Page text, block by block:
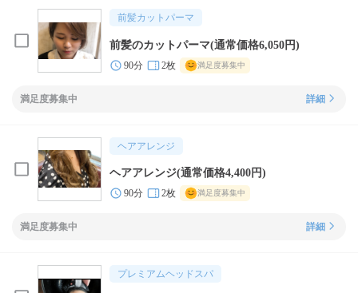
前髪カットパーマ
前髪のカットパーマ(通常価格6,050円)
90分 2枚 満足度募集中
満足度募集中 詳細
ヘアアレンジ
ヘアアレンジ(通常価格4,400円)
90分 2枚 満足度募集中
満足度募集中 詳細
プレミアムヘッドスパ